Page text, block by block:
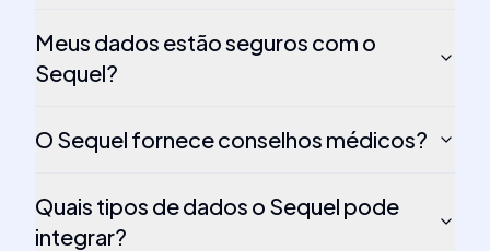
Meus dados estão seguros com o
Sequel?
O Sequel fornece conselhos médicos?
Quais tipos de dados o Sequel pode
integrar?